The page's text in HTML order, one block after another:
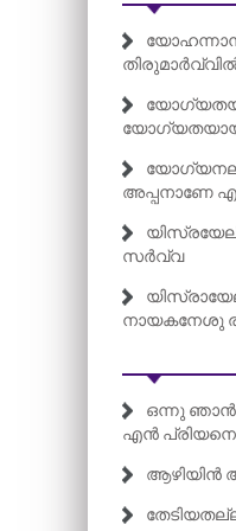
അപ്പനാണേ
സർവ്വ
നായകനേശു
ഒന്നു
എൻ പ്രിയനെ